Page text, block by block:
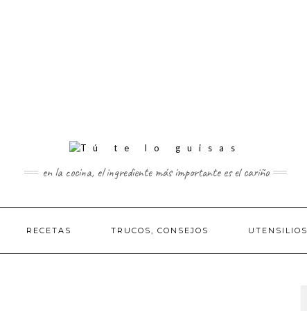
en la cocina, el ingrediente más importante es el cariño
RECETAS TRUCOS, CONSEJOS UTENSILIOS